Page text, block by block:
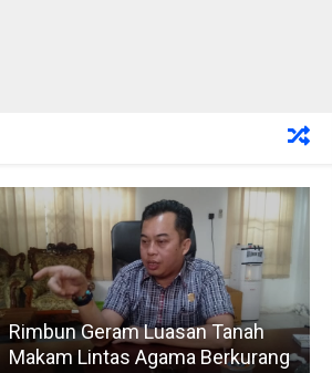
Rimbun Geram Luasan Tanah
Makam Lintas Agama Berkurang